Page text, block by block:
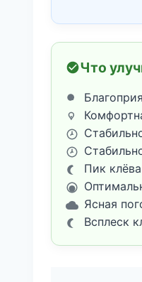
Что
Пик
Ясная
Всплеск